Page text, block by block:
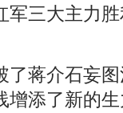
军三大主力
蒋介石妄图
增添了新的